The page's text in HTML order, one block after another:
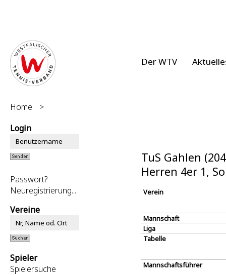
Der WTV
Home
>
Login
Passwort?
Neuregistrierung...
Vereine
Spieler
Spielersuche
TuS Gahlen
Herren 4er 1,
Verein
Mannschaft
Liga
Tabelle
Mannschaftsführer